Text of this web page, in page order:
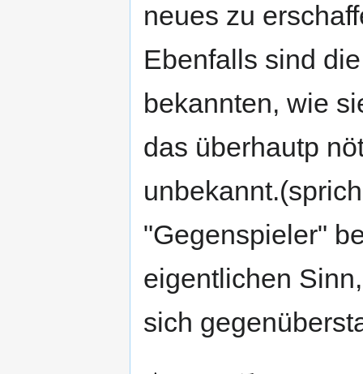
neues zu
Ebenfalls sind
bekannten, wie
das überhautp
"Gegenspieler"
eigentlichen
sich